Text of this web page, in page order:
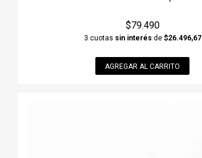
$79.490
3 cuotas sin interés de $26.496,67
AGREGAR AL CARRITO